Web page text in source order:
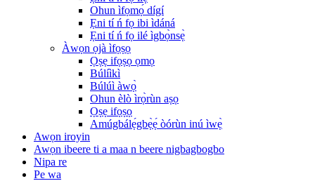
Ohun ìfọmọ́ dígí
Ẹni tí ń fọ ibi ìdáná
Ẹni tí ń fọ ilé ìgbọ̀nsẹ̀
Àwọn ọjà ìfọṣọ
Ọṣẹ ifọṣọ ọmọ
Búlíìkì
Búlúì àwọ̀
Ohun èlò ìrọ̀rùn aṣọ
Ọṣẹ ifọṣọ
Amúgbálẹ́gbẹ̀ẹ́ òórùn inú ìwẹ̀
Awọn iroyin
Awọn ibeere ti a maa n beere nigbagbogbo
Nipa re
Pe wa